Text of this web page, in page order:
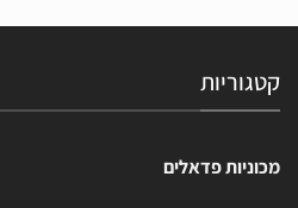
קטגוריות
מכוניות פדאלים